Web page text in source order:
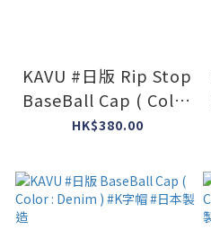
KAVU #日版 Rip Stop
BaseBall Cap ( Color
: Blue ) #K字帽 #日本
HK$380.00